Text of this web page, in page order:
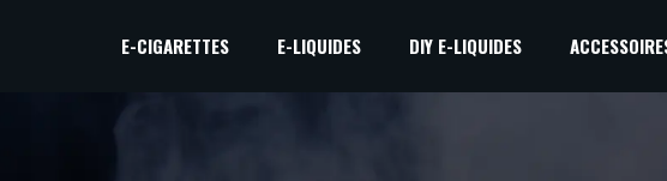
E-CIGARETTES E-LIQUIDES DIY E-LIQUIDES